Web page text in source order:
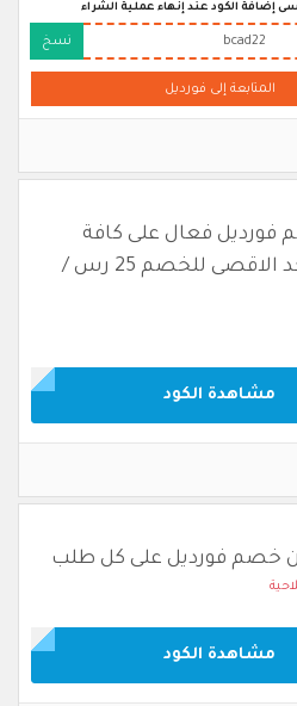
إضافة الكود عند إنهاء عملية الشراء
bcad22 نسخ
المتابعة إلى فورديل
فورديل فعال على كافة
الطلبات (الحد الاقصى للخصم 25 رس /
مشاهدة الكود
مشاهدة الكود